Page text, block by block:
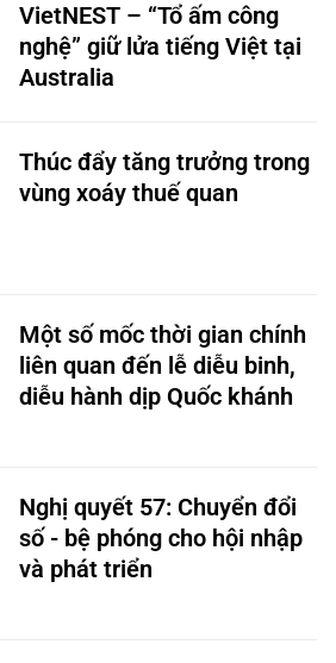
VietNEST – “Tổ ấm công
nghệ” giữ lửa tiếng Việt tại
Australia
Thúc đẩy tăng trưởng trong
vùng xoáy thuế quan
Một số mốc thời gian chính
liên quan đến lễ diễu binh,
diễu hành dịp Quốc khánh
Nghị quyết 57: Chuyển đổi
số - bệ phóng cho hội nhập
và phát triển